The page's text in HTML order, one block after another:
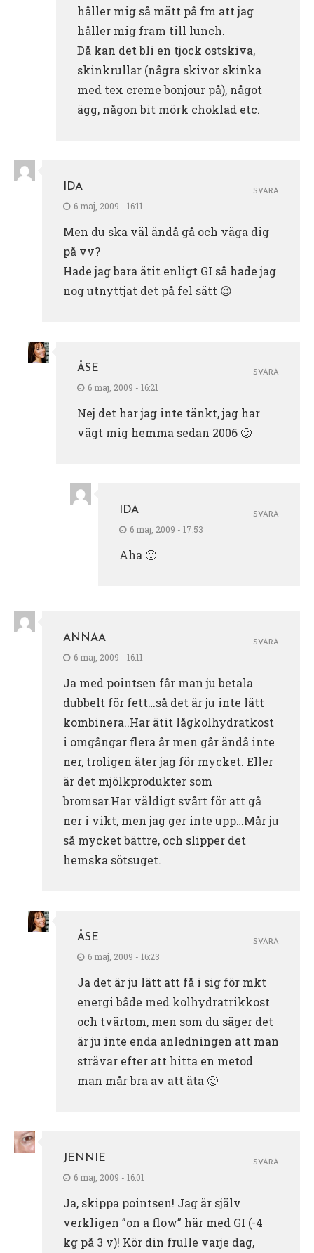
håller mig så mätt på fm att jag
håller mig fram till lunch.
Då kan det bli en tjock ostskiva,
skinkrullar (några skivor skinka
med tex creme bonjour på), något
ägg, någon bit mörk choklad etc.
IDA
6 maj, 2009 - 16:11
Men du ska väl ändå gå och väga dig
på vv?
Hade jag bara ätit enligt GI så hade jag
nog utnyttjat det på fel sätt 😉
SVARA
ÅSE
6 maj, 2009 - 16:21
Nej det har jag inte tänkt, jag har
vägt mig hemma sedan 2006 🙂
SVARA
IDA
6 maj, 2009 - 17:53
Aha 🙂
SVARA
ANNAA
6 maj, 2009 - 16:11
Ja med pointsen får man ju betala
dubbelt för fett…så det är ju inte lätt
kombinera..Har ätit lågkolhydratkost
i omgångar flera år men går ändå inte
ner, troligen äter jag för mycket. Eller
är det mjölkprodukter som
bromsar.Har väldigt svårt för att gå
ner i vikt, men jag ger inte upp…Mår ju
så mycket bättre, och slipper det
hemska sötsuget.
SVARA
ÅSE
6 maj, 2009 - 16:23
Ja det är ju lätt att få i sig för mkt
energi både med kolhydratrikkost
och tvärtom, men som du säger det
är ju inte enda anledningen att man
strävar efter att hitta en metod
man mår bra av att äta 🙂
SVARA
JENNIE
6 maj, 2009 - 16:01
Ja, skippa pointsen! Jag är själv
verkligen ”on a flow” här med GI (-4
kg på 3 v)! Kör din frulle varje dag,
SVARA